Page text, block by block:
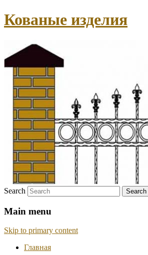
Кованые изделия
Search
Main menu
Skip to primary content
Главная